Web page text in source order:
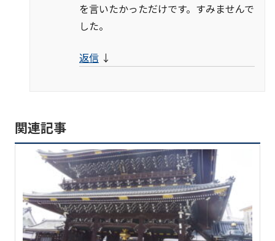
を言いたかっただけです。すみませんで
した。
返信 ↓
関連記事